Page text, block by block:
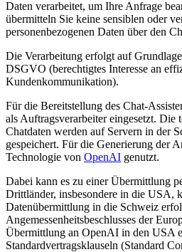
Daten verarbeitet, um Ihre Anfrage
übermitteln Sie keine sensiblen oder
personenbezogenen Daten über den
Die Verarbeitung erfolgt auf
DSGVO (berechtigtes Interesse an
Kundenkommunikation).
Für die Bereitstellung des Chat-
als Auftragsverarbeiter eingesetzt. Die
Chatdaten werden auf Servern in der
gespeichert. Für die Generierung der
Technologie von OpenAI genutzt.
Dabei kann es zu einer Übermittlung
Drittländer, insbesondere in die USA,
Datenübermittlung in die Schweiz
Angemessenheitsbeschlusses der
Übermittlung an OpenAI in den USA
Standardvertragsklauseln (Standard